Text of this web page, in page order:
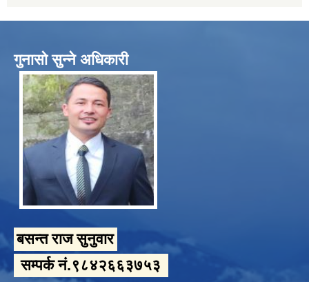
गुनासो सुन्ने अधिकारी
बसन्त राज सुनुवार
सम्पर्क नं.९८४२६६३७५३